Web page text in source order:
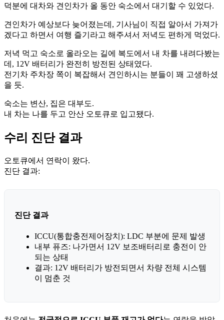
덕분에 대차와 견인차가 올 동안 숙소에서 대기할 수 있었다.
견인차가 예상보다 늦어졌는데, 기사님이 직접 알아서 가져가
겠다고 하면서 여행 즐기라고 해주셔서 저녁도 편하게 먹었다.
저녁 먹고 숙소로 올라오는 길에 복도에서 내 차를 내려다봤는
데, 12V 배터리가 완전히 방전된 상태였다.
전기차 주차장 쪽이 복잡해서 견인하시는 분들이 꽤 고생하셨
을 듯.
숙소는 변산, 집은 대부도.
내 차는 나를 두고 안산 오토큐로 입고됐다.
수리 진단 결과
오토큐에서 연락이 왔다.
진단 결과:
진단 결과
ICCU(통합충전제어장치): LDC 부분에 문제 발생
내부 퓨즈: 나가면서 12V 보조배터리로 충전이 안
되는 상태
결과: 12V 배터리가 방전되면서 차량 전체 시스템
이 멈춘 것